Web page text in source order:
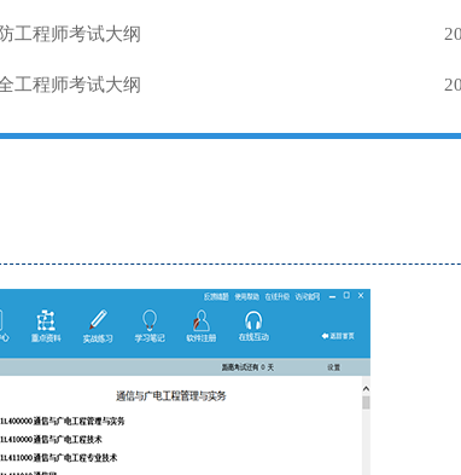
工程师考试大纲
工程师考试大纲